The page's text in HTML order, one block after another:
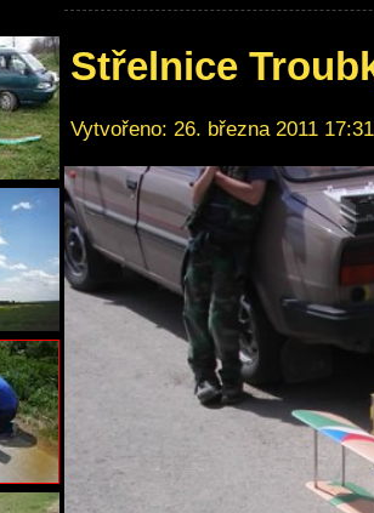
Střelnice
Vytvořeno: 26. března 2011